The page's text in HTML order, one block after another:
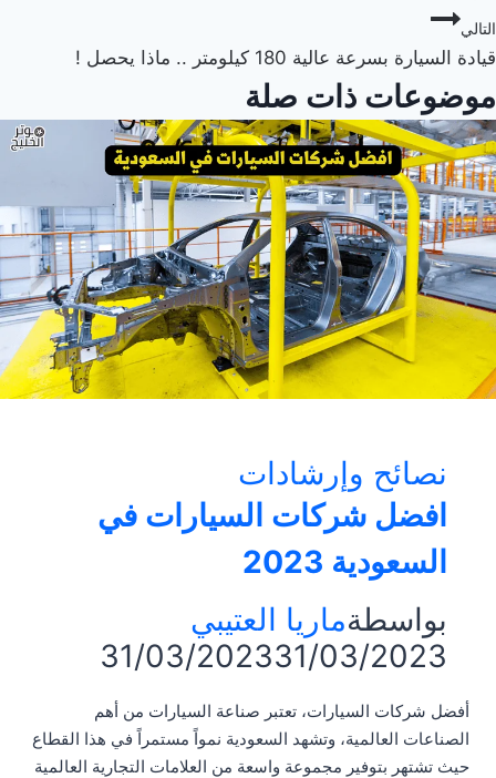
التالي
قيادة السيارة بسرعة عالية 180 كيلومتر .. ماذا يحصل !
موضوعات ذات صلة
نصائح وإرشادات
افضل شركات السيارات في
السعودية 2023
بواسطةماريا العتيبي
31/03/202331/03/2023
أفضل شركات السيارات، تعتبر صناعة السيارات من أهم
الصناعات العالمية، وتشهد السعودية نمواً مستمراً في هذا القطاع
حيث تشتهر بتوفير مجموعة واسعة من العلامات التجارية العالمية